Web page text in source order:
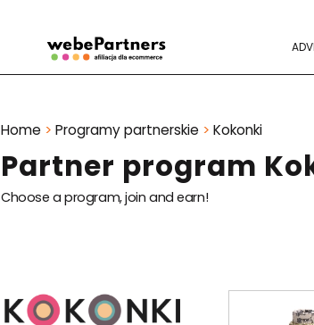
Partner program
Choose a program, join and earn!
Home > Programy partnerskie > Kokonki